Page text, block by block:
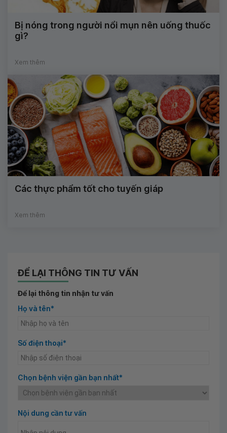
Bị nóng trong người nổi mụn nên uống thuốc
gì?
Xem thêm
Các thực phẩm tốt cho tuyến giáp
Xem thêm
ĐỂ LẠI THÔNG TIN TƯ VẤN
Để lại thông tin nhận tư vấn
Họ và tên*
Số điện thoại*
Chọn bệnh viện gần bạn nhất*
Nội dung cần tư vấn